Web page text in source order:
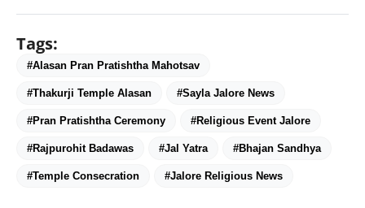
Tags:
#Alasan Pran Pratishtha Mahotsav
#Thakurji Temple Alasan #Sayla Jalore News
#Pran Pratishtha Ceremony #Religious Event Jalore
#Rajpurohit Badawas #Jal Yatra #Bhajan Sandhya
#Temple Consecration #Jalore Religious News